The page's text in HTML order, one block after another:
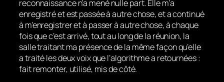
reconnaissance n’a mené nulle part. Elle m’a
enregistré et est passée à autre chose, et a continué
à m’enregistrer et à passer à autre chose, à chaque
fois que c’est arrivé, tout au long de la réunion, la
salle traitant ma présence de la même façon qu’elle
a traité les deux voix que l’algorithme a retournées :
fait remonter, utilisé, mis de côté.